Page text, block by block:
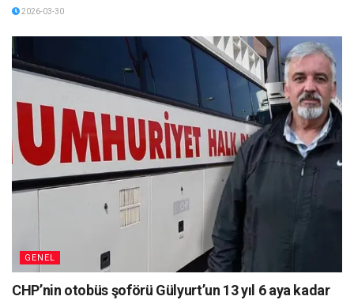
2026-03-30
GENEL
CHP’nin otobüs şoförü Gülyurt’un 13 yıl 6 aya kadar